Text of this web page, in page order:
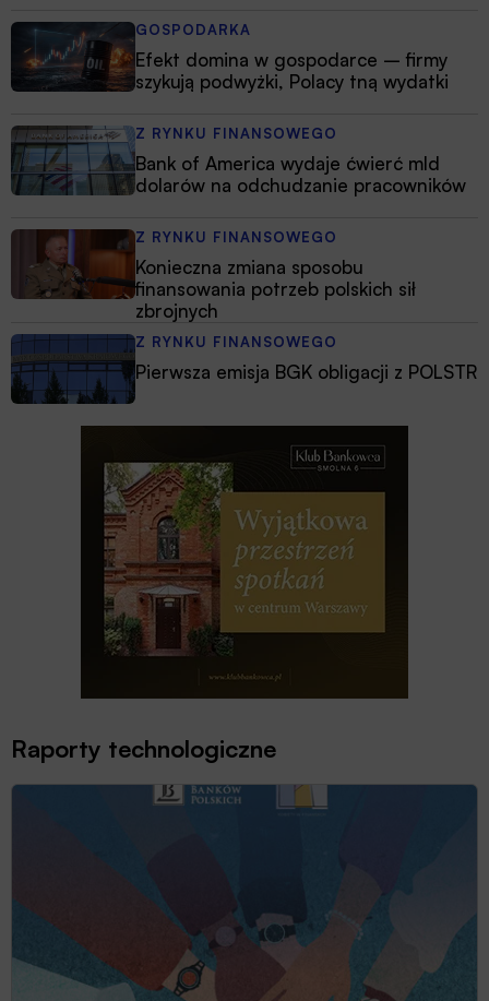
GOSPODARKA
Efekt domina w gospodarce – firmy
szykują podwyżki, Polacy tną wydatki
Z RYNKU FINANSOWEGO
Bank of America wydaje ćwierć mld
dolarów na odchudzanie pracowników
Z RYNKU FINANSOWEGO
Konieczna zmiana sposobu
finansowania potrzeb polskich sił
zbrojnych
Z RYNKU FINANSOWEGO
Pierwsza emisja BGK obligacji z POLSTR
Raporty technologiczne